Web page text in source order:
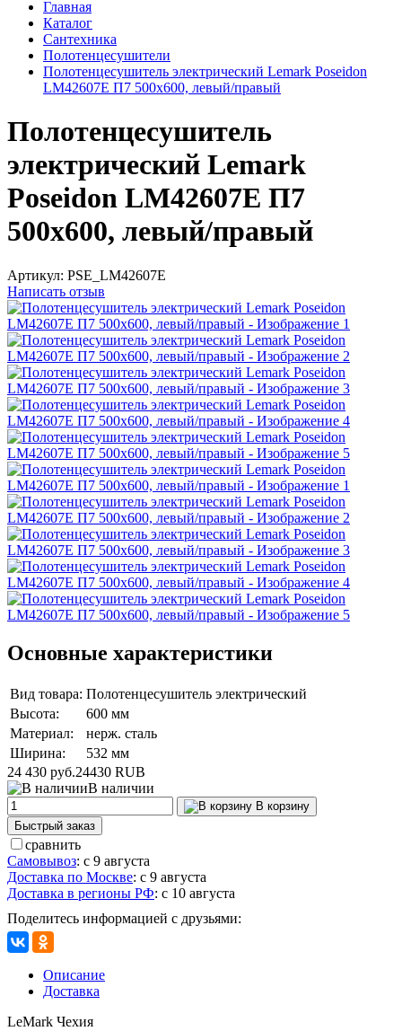
Главная
Каталог
Сантехника
Полотенцесушители
Полотенцесушитель электрический Lemark Poseidon
LM42607E П7 500x600, левый/правый
Полотенцесушитель
электрический Lemark
Poseidon LM42607E П7
500x600, левый/правый
Артикул: PSE_LM42607E
Написать отзыв
Основные характеристики
Вид товара: Полотенцесушитель электрический
Высота:
600 мм
Материал:
нерж. сталь
Ширина:
532 мм
24 430 руб.24430 RUB
В наличии
В корзину
Быстрый заказ
сравнить
Самовывоз: с 9 августа
Доставка по Москве: с 9 августа
Доставка в регионы РФ: с 10 августа
Поделитесь информацией с друзьями:
Описание
Доставка
LeMark Чехия